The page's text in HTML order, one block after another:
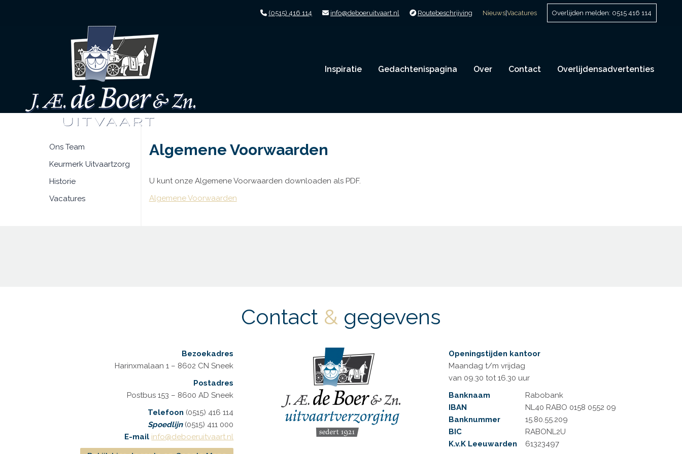
(0515) 416 114 info@deboeruitvaart.nl Routebeschrijving Nieuws Vacatures Overlijden melden: 0515 416 114
Inspiratie Gedachtenispagina Over Contact Overlijdensadvertenties
Ons Team
Keurmerk Uitvaartzorg
Historie
Vacatures
Algemene Voorwaarden
U kunt onze Algemene Voorwaarden downloaden als PDF.
Algemene Voorwaarden
Contact & gegevens
Bezoekadres
Harinxmalaan 1 – 8602 CN Sneek
Postadres
Postbus 153 – 8600 AD Sneek
Telefoon (0515) 416 114
Spoedlijn(0515) 411 000
E-mail info@deboeruitvaart.nl
Openingstijden kantoor
Maandag t/m vrijdag
van 09.30 tot 16.30 uur
Banknaam
IBAN
Banknummer
BIC
K.v.K Leeuwarden
Rabobank
NL40 RABO 0158 0552 09
15.80.55.209
RABONL2U
61323497